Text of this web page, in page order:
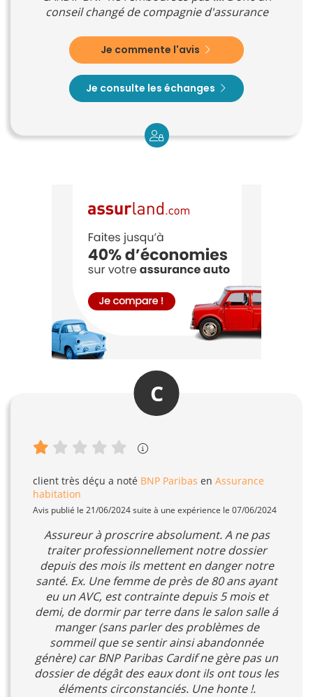
conseil changé de compagnie d'assurance
Je commente l'avis
Je consulte les échanges
C
client très déçu a noté BNP Paribas en Assurance
habitation
Avis publié le 21/06/2024 suite à une expérience le 07/06/2024
Assureur à proscrire absolument. A ne pas
traiter professionnellement notre dossier
depuis des mois ils mettent en danger notre
santé. Ex. Une femme de près de 80 ans ayant
eu un AVC, est contrainte depuis 5 mois et
demi, de dormir par terre dans le salon salle á
manger (sans parler des problèmes de
sommeil que se sentir ainsi abandonnée
génère) car BNP Paribas Cardif ne gère pas un
dossier de dégât des eaux dont ils ont tous les
éléments circonstanciés. Une honte !.